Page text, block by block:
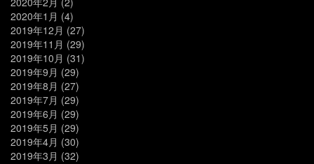
2020年1月 (4)
2019年12月 (27)
2019年11月 (29)
2019年10月 (31)
2019年9月 (29)
2019年8月 (27)
2019年7月 (29)
2019年6月 (29)
2019年5月 (29)
2019年4月 (30)
2019年3月 (32)